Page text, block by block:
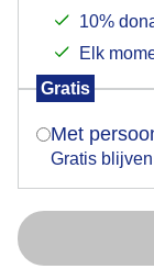
10%
Elk
Gratis
Met
Gratis
Zonnige dag
verschijnt er